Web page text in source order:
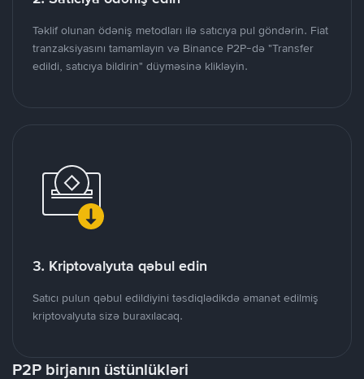
Təklif olunan ödəniş metodları ilə satıcıya pul göndərin. Fiat
tranzaksiyasını tamamlayın və Binance P2P-də "Transfer
edildi, satıcıya bildirin" düyməsinə klikləyin.
3. Kriptovalyuta qəbul edin
Satıcı pulun qəbul edildiyini təsdiqlədikdə əmanət edilmiş
kriptovalyuta sizə buraxılacaq.
P2P birjanın üstünlükləri